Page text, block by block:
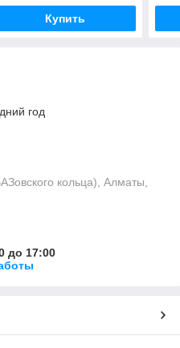
Купить
год
кольца), Алматы,
до 17:00